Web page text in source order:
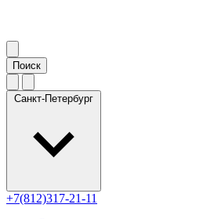
Санкт-Петербург
+7(812)317-21-11